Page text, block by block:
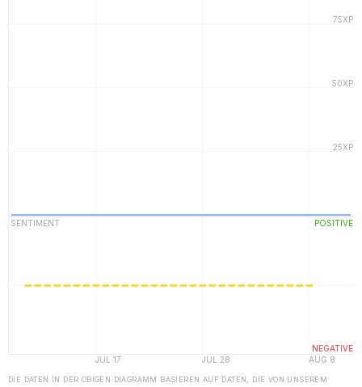
DIE DATEN IN DER OBIGEN DIAGRAMM BASIEREN AUF DATEN, DIE VON UNSEREM